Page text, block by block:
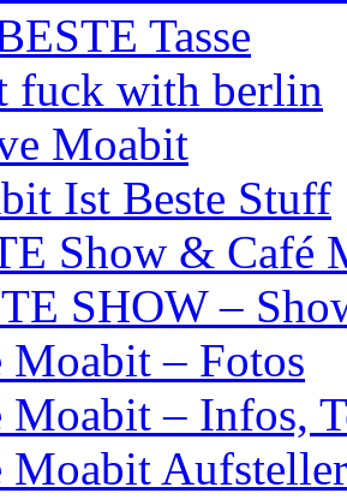
Tasse
fuck with berlin
Moabit
Ist Beste Stuff
Show & Café
SHOW –
Moabit – Fotos
Moabit – Infos,
Moabit Aufsteller